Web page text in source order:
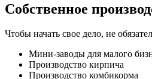
Собственное
Чтобы начать свое дело, не
Мини-заводы для малого
Производство кирпича
Производство комбикорма